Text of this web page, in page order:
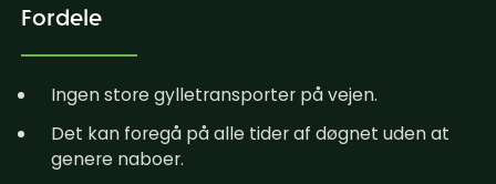
Fordele
Ingen store gylletransporter på vejen.
Det kan foregå på alle tider af døgnet uden at
genere naboer.